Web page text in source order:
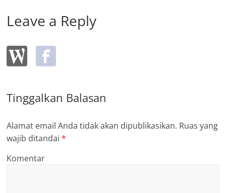
Leave a Reply
Tinggalkan Balasan
Alamat email Anda tidak akan dipublikasikan. Ruas yang
wajib ditandai*
Komentar